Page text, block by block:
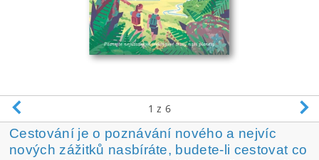
1 z 6
Cestování je o poznávání nového a nejvíc
nových zážitků nasbíráte, budete-li cestovat co